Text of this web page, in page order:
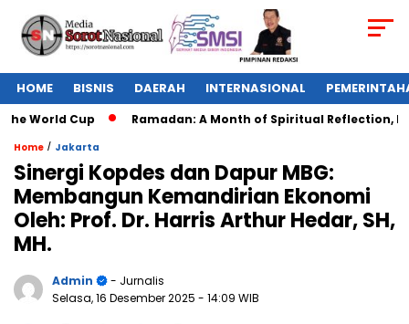
HOME BISNIS DAERAH INTERNASIONAL
Cup Ramadan: A Month of Spiritual Reflection,
Home / Jakarta
Sinergi Kopdes dan Dapur MBG:
Membangun Kemandirian Ekonomi
Oleh: Prof. Dr. Harris Arthur Hedar, SH,
MH.
Admin
- Jurnalis
Selasa, 16 Desember 2025 - 14:09 WIB